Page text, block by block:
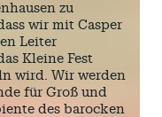
zu
wir mit Casper
Leiter
Kleine Fest
wird. Wir werden
für Groß und
des barocken